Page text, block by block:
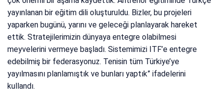
yayınlanan bir eğitim dili oluşturuldu. Bizler, bu projeleri
yaparken bugünü, yarını ve geleceği planlayarak hareket
ettik. Stratejilerimizin dünyaya entegre olabilmesi
meyvelerini vermeye başladı. Sistemimizi ITF’e entegre
edebilmiş bir federasyonuz. Tenisin tüm Türkiye’ye
yayılmasını planlamıştık ve bunları yaptık” ifadelerini
kullandı.